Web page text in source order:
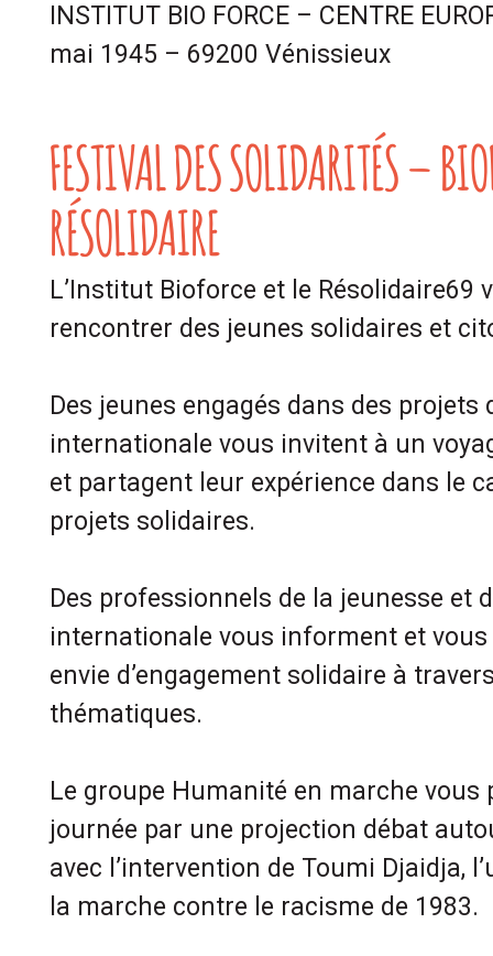
INSTITUT BIO FORCE – CENTRE
mai 1945 – 69200 Vénissieux
FESTIVAL DES SOLIDARITÉS –
RÉSOLIDAIRE
L’Institut Bioforce et le Résolidaire69
rencontrer des jeunes solidaires et
Des jeunes engagés dans des
internationale vous invitent à un
et partagent leur expérience dans le
projets solidaires.
Des professionnels de la jeunesse et
internationale vous informent et
envie d’engagement solidaire à
thématiques.
Le groupe Humanité en marche vous
journée par une projection débat
avec l’intervention de Toumi Djaidja,
la marche contre le racisme de 1983.